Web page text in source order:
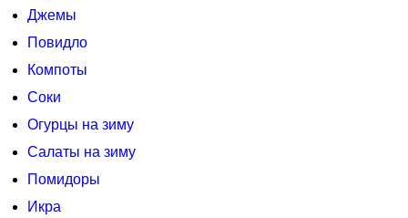
Джемы
Повидло
Компоты
Соки
Огурцы на зиму
Салаты на зиму
Помидоры
Икра